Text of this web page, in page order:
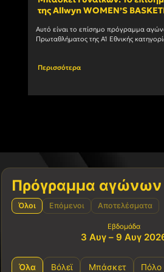
της Allwyn WOMEN’S
Αυτό είναι το επίσημο πρόγραμμα
Πρωταθλήματος της Α1 Εθνικής
Περισσότερα
Πρόγραμμα
Όλοι Επόμενοι Αποτελέσματα
Εβδομάδα
3 Αυγ – 9 Αυγ
Όλα Βόλεϊ Μπάσκετ Πόλο